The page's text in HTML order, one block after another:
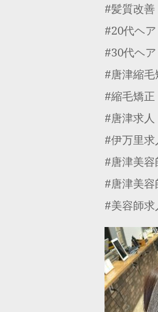
#髪質改善
#20代ヘア
#30代ヘア
#唐津縮毛
#縮毛矯正
#唐津求人
#伊万里求
#唐津美容
#唐津美容
#美容師